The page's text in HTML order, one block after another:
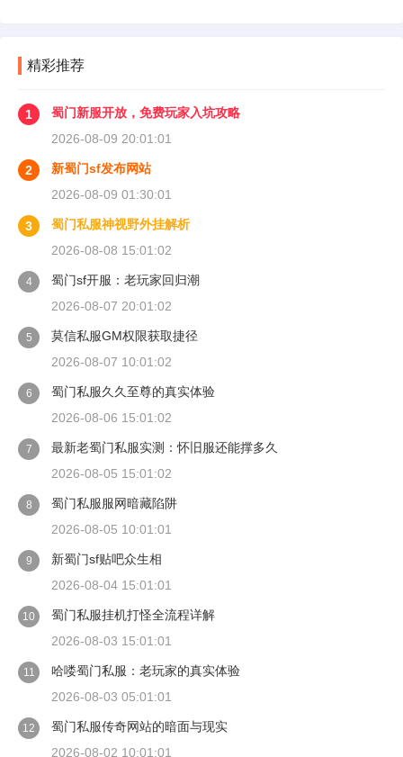
精彩推荐
1
蜀门新服开放，免费玩家入坑攻略
2026-08-09 20:01:01
2
新蜀门sf发布网站
2026-08-09 01:30:01
3
蜀门私服神视野外挂解析
2026-08-08 15:01:02
4
蜀门sf开服：老玩家回归潮
2026-08-07 20:01:02
5
莫信私服GM权限获取捷径
2026-08-07 10:01:02
6
蜀门私服久久至尊的真实体验
2026-08-06 15:01:02
7
最新老蜀门私服实测：怀旧服还能撑多久
2026-08-05 15:01:02
8
蜀门私服服网暗藏陷阱
2026-08-05 10:01:01
9
新蜀门sf贴吧众生相
2026-08-04 15:01:01
10
蜀门私服挂机打怪全流程详解
2026-08-03 15:01:01
11
哈喽蜀门私服：老玩家的真实体验
2026-08-03 05:01:01
12
蜀门私服传奇网站的暗面与现实
2026-08-02 10:01:01